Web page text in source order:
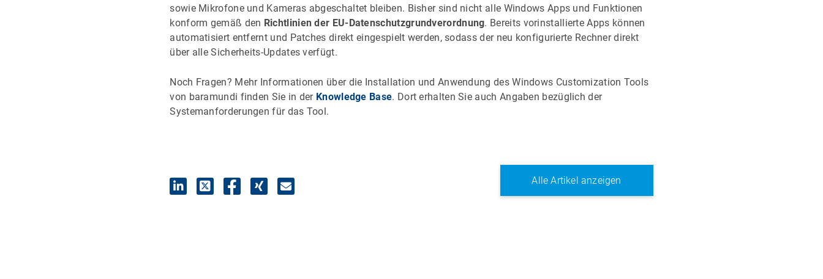
sowie Mikrofone und Kameras abgeschaltet bleiben. Bisher sind nicht alle Windows Apps und Funktionen
konform gemäß den Richtlinien der EU-Datenschutzgrundverordnung. Bereits vorinstallierte Apps können
automatisiert entfernt und Patches direkt eingespielt werden, sodass der neu konfigurierte Rechner direkt
über alle Sicherheits-Updates verfügt.
Noch Fragen? Mehr Informationen über die Installation und Anwendung des Windows Customization Tools
von baramundi finden Sie in der Knowledge Base. Dort erhalten Sie auch Angaben bezüglich der
Systemanforderungen für das Tool.
Alle Artikel anzeigen